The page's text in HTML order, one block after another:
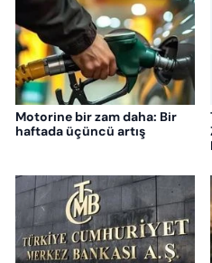
Motorine bir zam daha: Bir
haftada üçüncü artış